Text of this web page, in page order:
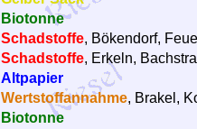
Biotonne
Schadstoffe, Bökendorf,
Schadstoffe, Erkeln,
Altpapier
Wertstoffannahme, Brakel,
Biotonne